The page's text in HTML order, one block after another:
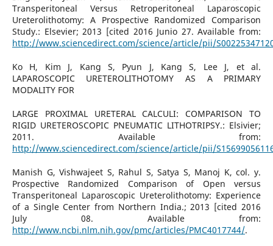
Transperitoneal Versus Retroperitoneal Laparoscopic
Ureterolithotomy: A Prospective Randomized Comparison
Study.: Elsevier; 2013 [cited 2016 Junio 27. Available from:
http://www.sciencedirect.com/science/article/pii/
Ko H, Kim J, Kang S, Pyun J, Kang S, Lee J, et al.
LAPAROSCOPIC URETEROLITHOTOMY AS A PRIMARY
MODALITY FOR
LARGE PROXIMAL URETERAL CALCULI: COMPARISON TO
RIGID URETEROSCOPIC PNEUMATIC LITHOTRIPSY.: Elsivier;
2011. Available from:
http://www.sciencedirect.com/science/article/pii/
Manish G, Vishwajeet S, Rahul S, Satya S, Manoj K, col. y.
Prospective Randomized Comparison of Open versus
Transperitoneal Laparoscopic Ureterolithotomy: Experience
of a Single Center from Northern India.; 2013 [cited 2016
July 08. Available from:
http://www.ncbi.nlm.nih.gov/pmc/articles/PMC4017744/.